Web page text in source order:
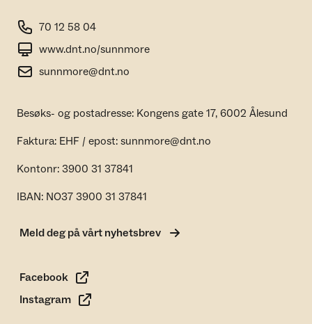
70 12 58 04
www.dnt.no/sunnmore
sunnmore@dnt.no
Besøks- og postadresse: Kongens gate 17, 6002 Ålesund
Faktura: EHF / epost: sunnmore@dnt.no
Kontonr: 3900 31 37841
IBAN: NO37 3900 31 37841
Meld deg på vårt nyhetsbrev
Facebook
Instagram